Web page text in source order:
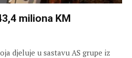
miliona KM
djeluje u sastavu AS grupe iz